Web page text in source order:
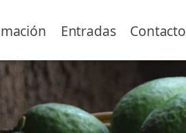
Entradas Contacto